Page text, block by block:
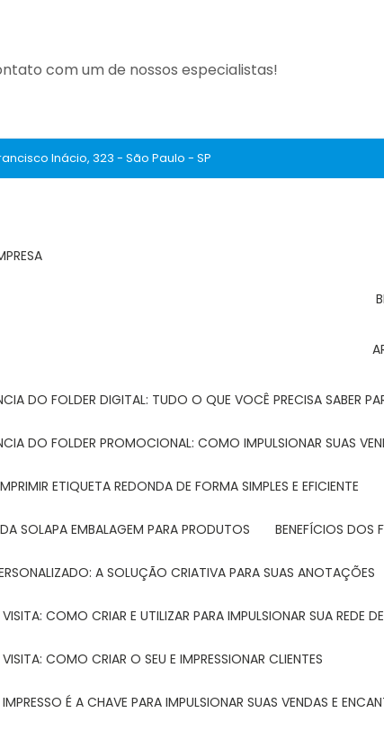
com um de nossos especialistas!
Inácio, 323 - São Paulo - SP
DO FOLDER DIGITAL: TUDO O QUE VOCÊ PRECISA SABER
DO FOLDER PROMOCIONAL: COMO IMPULSIONAR SUAS
ETIQUETA REDONDA DE FORMA SIMPLES E EFICIENTE
DA SOLAPA EMBALAGEM PARA PRODUTOS BENEFÍCIOS
A SOLUÇÃO CRIATIVA PARA SUAS ANOTAÇÕES
VISITA: COMO CRIAR E UTILIZAR PARA IMPULSIONAR SUA REDE
VISITA: COMO CRIAR O SEU E IMPRESSIONAR CLIENTES
IMPRESSO É A CHAVE PARA IMPULSIONAR SUAS VENDAS E